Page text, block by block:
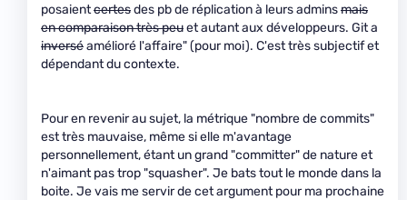
posaientcertesdes pb de réplication à leurs adminsmais
en comparaison très peuet autant aux développeurs. Git a
inverséamélioré l'affaire" (pour moi). C'est très subjectif et
dépendant du contexte.
Pour en revenir au sujet, la métrique "nombre de commits"
est très mauvaise, même si elle m'avantage
personnellement, étant un grand "committer" de nature et
n'aimant pas trop "squasher". Je bats tout le monde dans la
boite. Je vais me servir de cet argument pour ma prochaine